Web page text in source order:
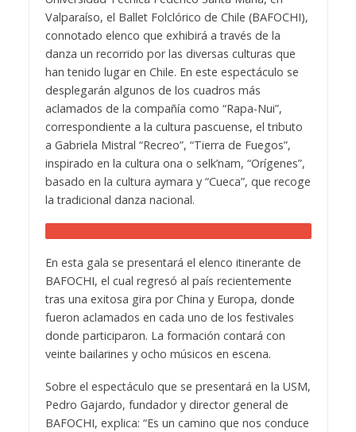
Valparaíso, el Ballet Folclórico de Chile (BAFOCHI),
connotado elenco que exhibirá a través de la
danza un recorrido por las diversas culturas que
han tenido lugar en Chile. En este espectáculo se
desplegarán algunos de los cuadros más
aclamados de la compañía como “Rapa-Nui”,
correspondiente a la cultura pascuense, el tributo
a Gabriela Mistral “Recreo”, “Tierra de Fuegos”,
inspirado en la cultura ona o selk’nam, “Orígenes”,
basado en la cultura aymara y “Cueca”, que recoge
la tradicional danza nacional.
En esta gala se presentará el elenco itinerante de
BAFOCHI, el cual regresó al país recientemente
tras una exitosa gira por China y Europa, donde
fueron aclamados en cada uno de los festivales
donde participaron. La formación contará con
veinte bailarines y ocho músicos en escena.
Sobre el espectáculo que se presentará en la USM,
Pedro Gajardo, fundador y director general de
BAFOCHI, explica: “Es un camino que nos conduce